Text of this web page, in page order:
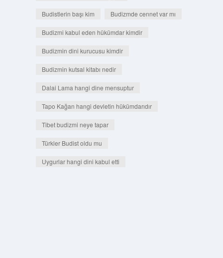
Budistlerin başı kim Budizmde cennet var mı
Budizmi kabul eden hükümdar kimdir
Budizmin dini kurucusu kimdir
Budizmin kutsal kitabı nedir
Dalai Lama hangi dine mensuptur
Tapo Kağan hangi devletin hükümdarıdır
Tibet budizmi neye tapar
Türkler Budist oldu mu
Uygurlar hangi dini kabul etti